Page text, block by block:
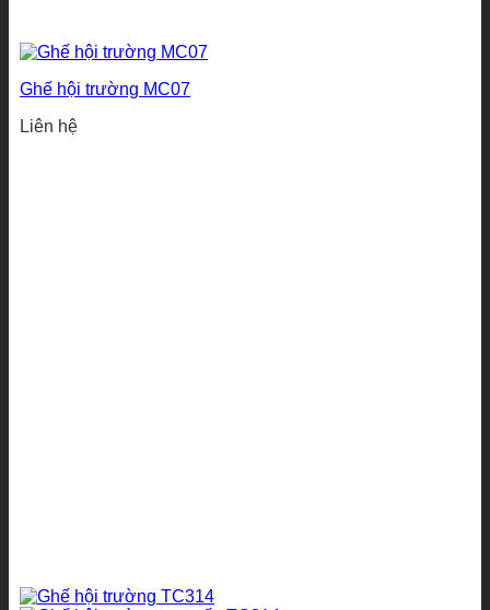
Ghế hội trường MC07
Liên hệ